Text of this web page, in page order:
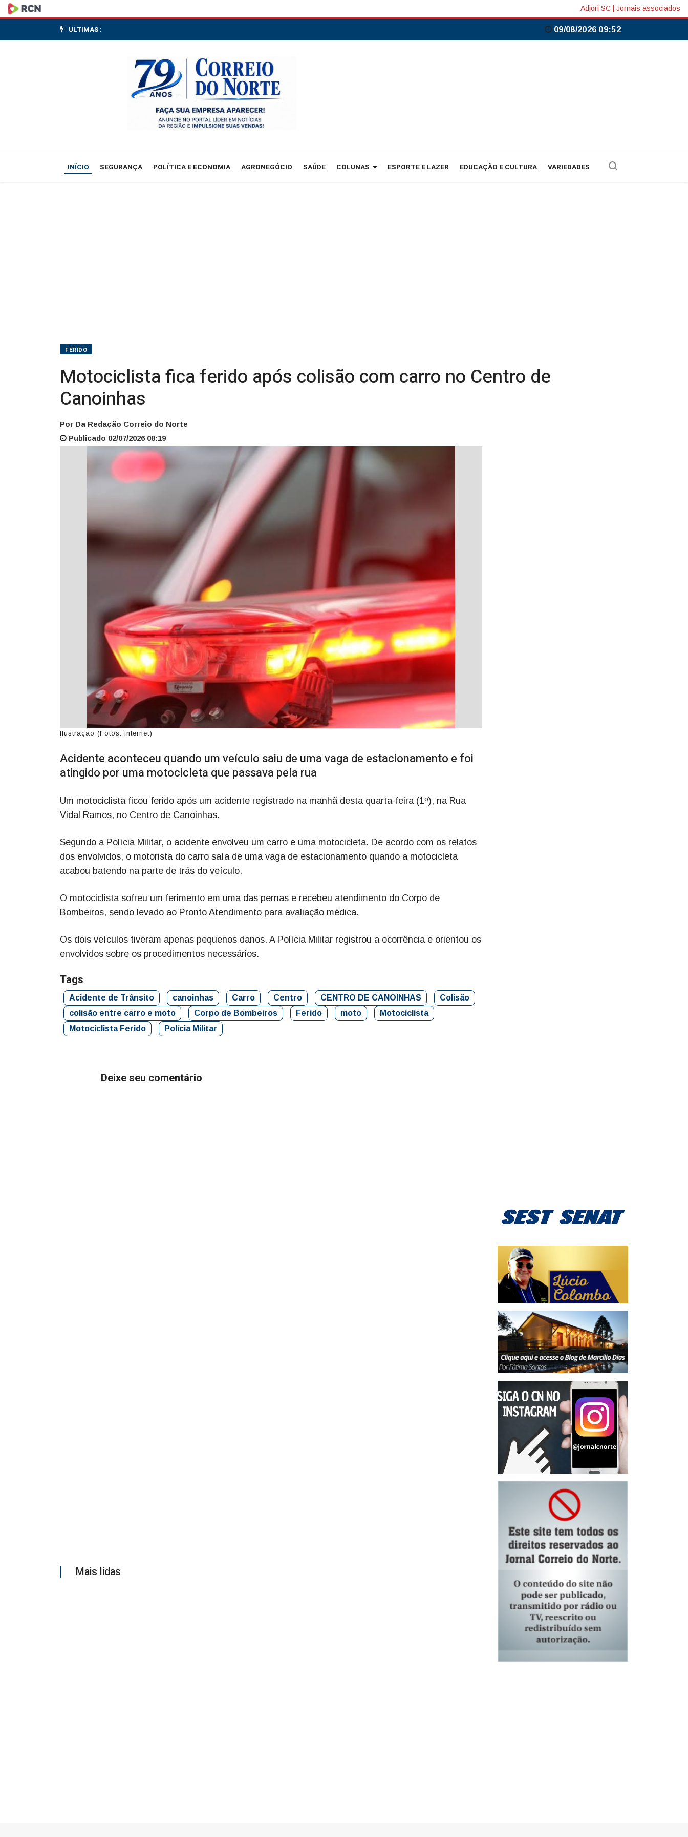
Motociclista
fica
carro
Adjori SC Jornais associados
ULTIMAS : 09/08/2026 09:52
INÍCIO SEGURANÇA POLÍTICA E ECONOMIA AGRONEGÓCIO SAÚDE COLUNAS ESPORTE E LAZER EDUCAÇÃO E CULTURA VARIEDADES
FERIDO
Motociclista fica ferido após colisão com carro no Centro de
Canoinhas
Por Da Redação Correio do Norte
Publicado 02/07/2026 08:19
Ilustração (Fotos: Internet)
Acidente aconteceu quando um veículo saiu de uma vaga de estacionamento e foi
atingido por uma motocicleta que passava pela rua
Um motociclista ficou ferido após um acidente registrado na manhã desta quarta-feira (1º), na Rua
Vidal Ramos, no Centro de Canoinhas.
Segundo a Polícia Militar, o acidente envolveu um carro e uma motocicleta. De acordo com os relatos
dos envolvidos, o motorista do carro saía de uma vaga de estacionamento quando a motocicleta
acabou batendo na parte de trás do veículo.
O motociclista sofreu um ferimento em uma das pernas e recebeu atendimento do Corpo de
Bombeiros, sendo levado ao Pronto Atendimento para avaliação médica.
Os dois veículos tiveram apenas pequenos danos. A Polícia Militar registrou a ocorrência e orientou os
envolvidos sobre os procedimentos necessários.
Tags
Acidente de Trânsito canoinhas Carro Centro CENTRO DE CANOINHAS
Colisão
colisão entre carro e moto
Corpo de Bombeiros Ferido moto
Motociclista
Motociclista Ferido
Polícia Militar
Deixe seu comentário
Mais lidas